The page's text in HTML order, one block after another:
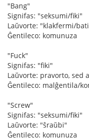
"Bang"
Signifas: "seksumi/fiki"
Laŭvorte: "klakfermi/
Ĝentileco: komunuza
"Fuck"
Signifas: "fiki"
Laŭvorte: pravorto, sed
Ĝentileco: malĝentila/
"Screw"
Signifas: "seksumi/fiki"
Laŭvorte: "ŝraŭbi"
Ĝentileco: komunuza